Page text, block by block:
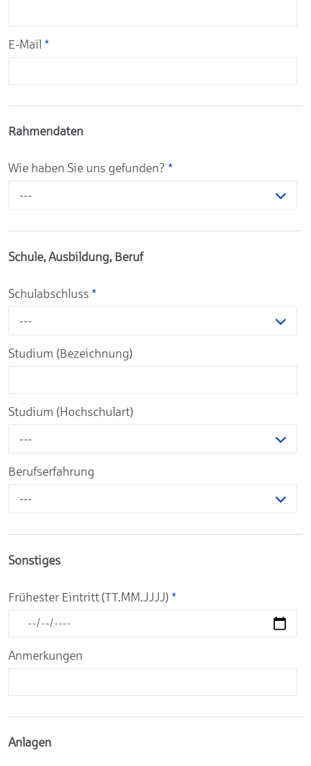
E-Mail *
Rahmendaten
Wie haben Sie uns gefunden? *
---
Schule, Ausbildung, Beruf
Schulabschluss *
---
Studium (Bezeichnung)
Studium (Hochschulart)
---
Berufserfahrung
---
Sonstiges
Frühester Eintritt (TT.MM.JJJJ) *
Anmerkungen
Anlagen